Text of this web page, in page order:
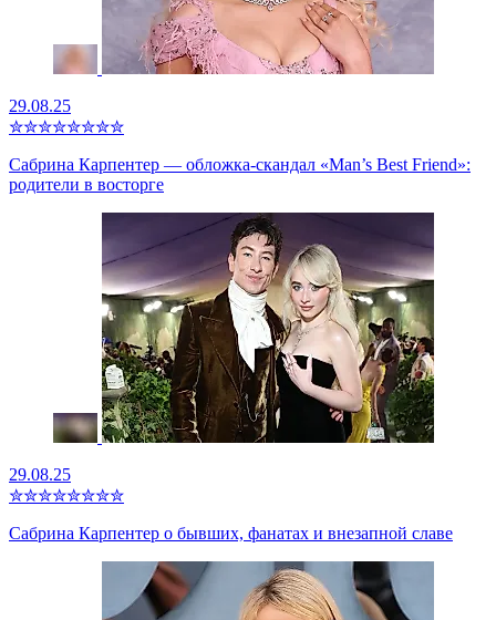
29.08.25
✮✮✮✮✮✮✮✮
Сабрина Карпентер — обложка-скандал «Man’s Best Friend»:
родители в восторге
29.08.25
✮✮✮✮✮✮✮✮
Сабрина Карпентер о бывших, фанатах и внезапной славе